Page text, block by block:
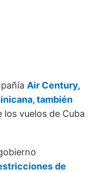
Air Century,
también
los vuelos de Cuba
de